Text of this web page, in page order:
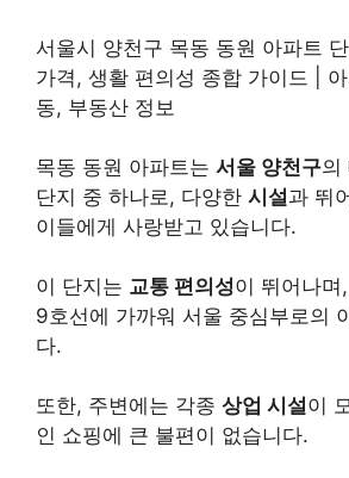
서울시 양천구 목동 동원 아파트
가격, 생활 편의성 종합 가이드 |
동, 부동산 정보
목동 동원 아파트는 서울 양천구의
단지 중 하나로, 다양한 시설과 뛰
이들에게 사랑받고 있습니다.
이 단지는 교통 편의성이 뛰어나
9호선에 가까워 서울 중심부로의
다.
또한, 주변에는 각종 상업 시설이
인 쇼핑에 큰 불편이 없습니다.